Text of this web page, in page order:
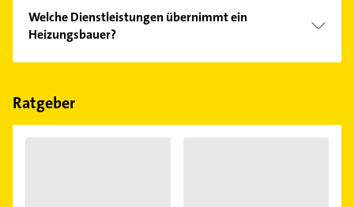
Bitte beachten Sie, dass diese an Sonn- und
Feiertagen abweichen können.
Welche Dienstleistungen übernimmt ein
Heizungsbauer?
Folgende Leistungen werden angeboten:
Leitungssanierung und Rohrleitungs-
Innensanierung.
Ratgeber